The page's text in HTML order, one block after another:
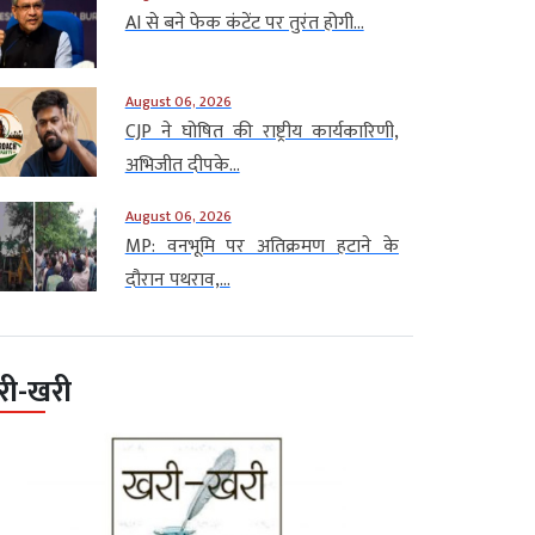
AI से बने फेक कंटेंट पर तुरंत होगी...
August 06, 2026
CJP ने घोषित की राष्ट्रीय कार्यकारिणी,
अभिजीत दीपके...
August 06, 2026
MP: वनभूमि पर अतिक्रमण हटाने के
दौरान पथराव,...
खरी